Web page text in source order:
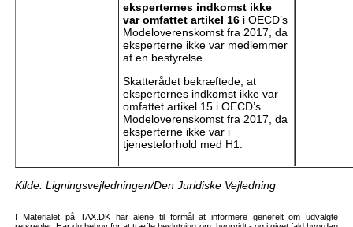
eksperternes indkomst ikke
var omfattet artikel 16 i OECD’s
Modeloverenskomst fra 2017, da
eksperterne ikke var medlemmer
af en bestyrelse.
Skatterådet bekræftede, at
eksperternes indkomst ikke var
omfattet artikel 15 i OECD’s
Modeloverenskomst fra 2017, da
eksperterne ikke var i
tjenesteforhold med H1.
Kilde: Ligningsvejledningen/Den Juridiske Vejledning
! Materialet på TAX.DK har alene til formål at informere generelt om udvalgte